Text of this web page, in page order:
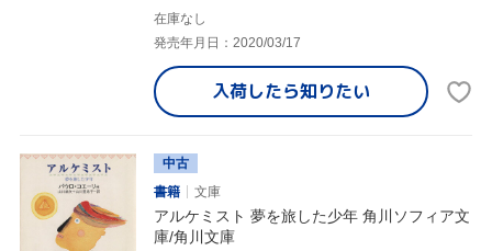
在庫なし
発売年月日：2020/03/17
入荷したら知りたい
中古
書籍
文庫
アルケミスト 夢を旅した少年 角川ソフィア文
庫/角川文庫